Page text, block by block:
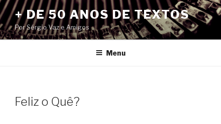
Pular
para
o
conteúdo
+ DE 50 ANOS DE TEXTOS
Por Sérgio Vaz e Amigos
Menu
Feliz o Quê?